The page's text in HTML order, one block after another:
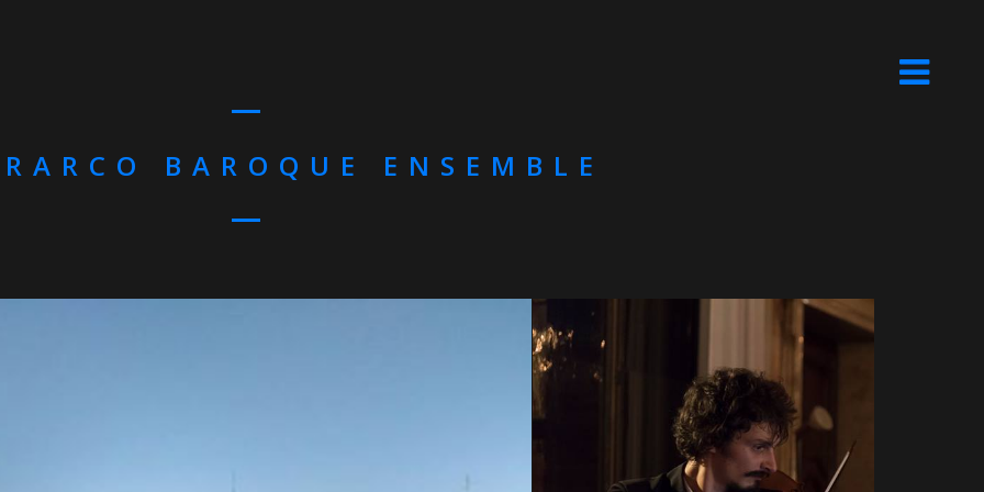
BAROQUE ENSEMBLE